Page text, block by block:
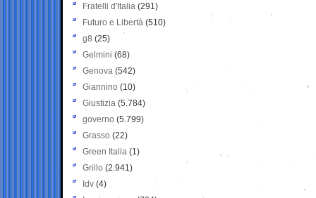
Fratelli d'Italia (291)
Futuro e Libertà (510)
g8 (25)
Gelmini (68)
Genova (542)
Giannino (10)
Giustizia (5.784)
governo (5.799)
Grasso (22)
Green Italia (1)
Grillo (2.941)
Idv (4)